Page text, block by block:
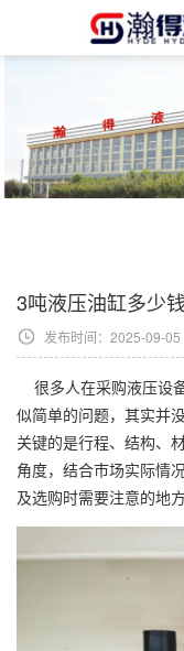
3吨液压油缸多少
发布时间：2025-09-05
很多人在采购液压设
似简单的问题，其实并
关键的是行程、结构、
角度，结合市场实际情
及选购时需要注意的地方